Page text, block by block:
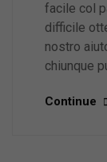
facile col
difficile
nostro
chiunque
Continue